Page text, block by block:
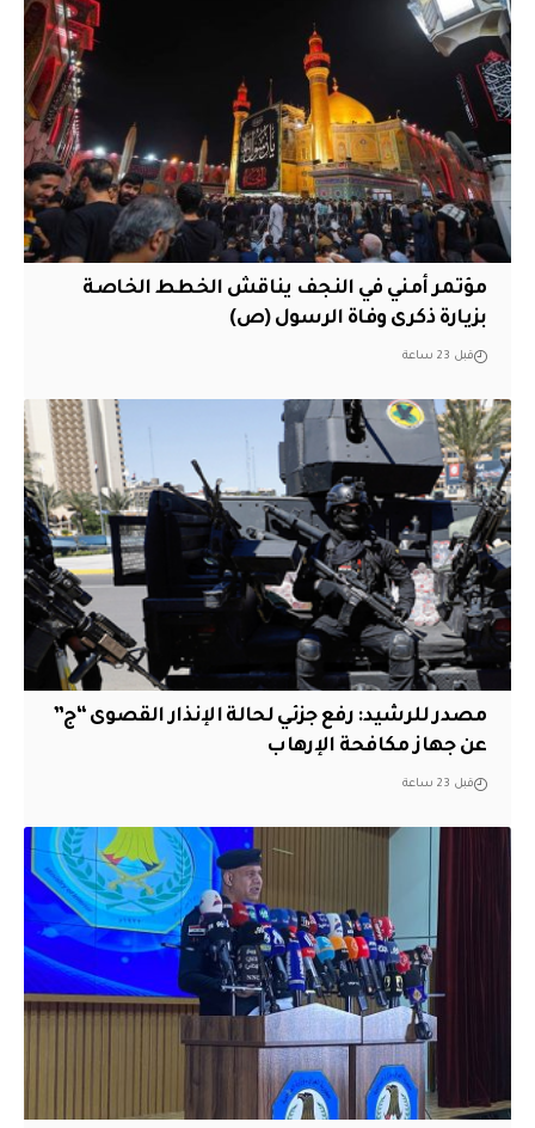
مؤتمر أمني في النجف يناقش الخطط الخاصة
بزيارة ذكرى وفاة الرسول (ص)
قبل 23 ساعة
مصدر للرشيد: رفع جزئي لحالة الإنذار القصوى “ج”
عن جهاز مكافحة الإرهاب
قبل 23 ساعة